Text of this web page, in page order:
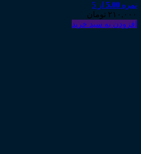
نمره 5.00 از 5
۲۱۰,۰۰۰ تومان
افزودن به سبد خرید